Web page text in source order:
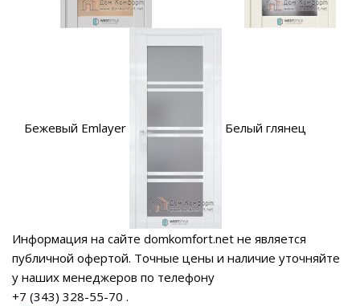
Бежевый Emlayer Белый глянец
Информация на сайте domkomfort.net не является
публичной офертой. Точные цены и наличие уточняйте
у наших менеджеров по телефону
+7 (343) 328-55-70 .